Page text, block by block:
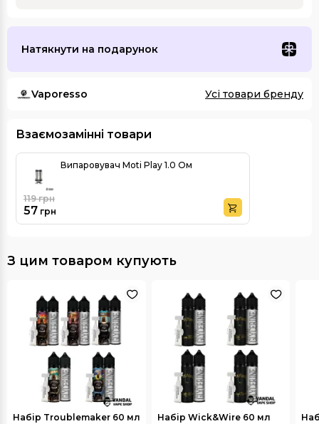
Натякнути на подарунок
Vaporesso Усі товари бренду
Взаємозамінні товари
Випаровувач Moti Play 1.0 Ом
57 грн
119грн
З цим товаром купують
Набір Troublemaker 60 мл Набір Wick&Wire 60 мл